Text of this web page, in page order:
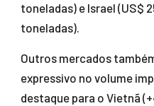
toneladas) e Israel (US$
toneladas).
Outros mercados
expressivo no volume
destaque para o Vietnã